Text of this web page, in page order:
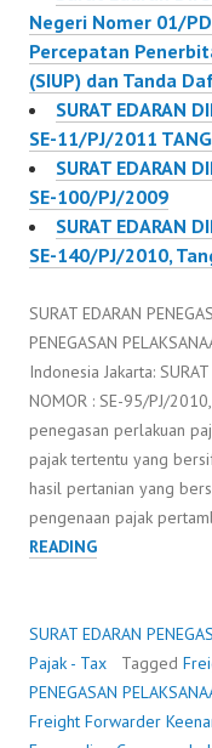
Negeri Nomer 01/
Percepatan
(SIUP) dan Tanda
SURAT EDARAN
SE-11/PJ/2011
SURAT EDARAN
SE-100/PJ/2009
SURAT EDARAN
SE-140/PJ/2010,
SURAT EDARAN
PENEGASAN
Indonesia Jakarta: SURAT
NOMOR : SE-95/PJ/
penegasan perlakuan
pajak tertentu yang
hasil pertanian yang
pengenaan pajak
READINGSURAT
PELAKSANAAN
SURAT EDARAN
Pajak - Tax
Tagged
PENEGASAN
Freight Forwarder